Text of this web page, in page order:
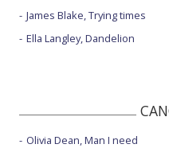
James Blake, Trying times
Ella Langley, Dandelion
Olivia Dean, Man I need